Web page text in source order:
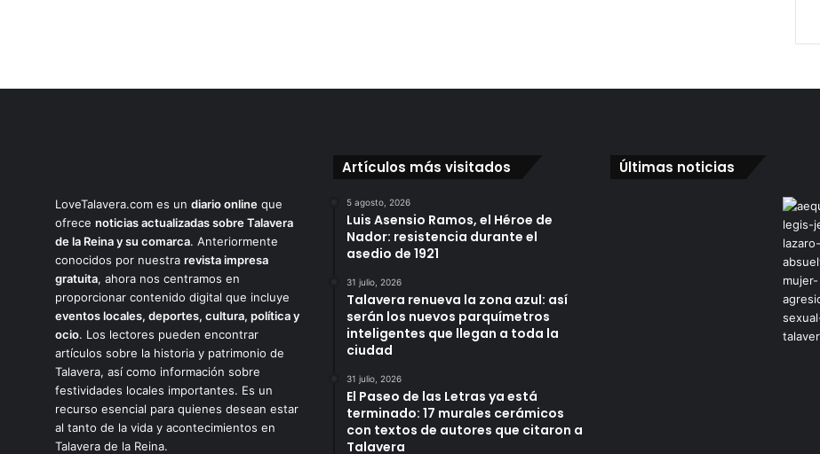
LoveTalavera.com es un diario online que
ofrece noticias actualizadas sobre Talavera
de la Reina y su comarca. Anteriormente
conocidos por nuestra revista impresa
gratuita, ahora nos centramos en
proporcionar contenido digital que incluye
eventos locales, deportes, cultura, política y
ocio. Los lectores pueden encontrar
artículos sobre la historia y patrimonio de
Talavera, así como información sobre
festividades locales importantes. Es un
recurso esencial para quienes desean estar
al tanto de la vida y acontecimientos en
Talavera de la Reina.
Artículos más visitados
5 agosto, 2026
Luis Asensio Ramos, el Héroe de
Nador: resistencia durante el
asedio de 1921
31 julio, 2026
Talavera renueva la zona azul: así
serán los nuevos parquímetros
inteligentes que llegan a toda la
ciudad
31 julio, 2026
El Paseo de las Letras ya está
terminado: 17 murales cerámicos
con textos de autores que citaron a
Talavera
Últimas noticias